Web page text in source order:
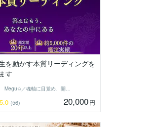
を動かす本質リーディングを
す
Megu✩／魂軸に目覚め、開花させる魔女
5.0 (56) 20,000円